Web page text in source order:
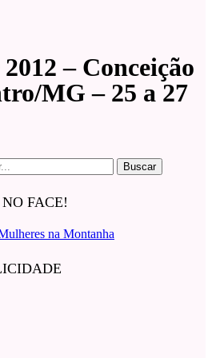
– Conceição
MG – 25 a 27
FACE!
na Montanha